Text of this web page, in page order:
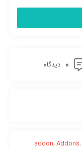
0 دیدگاه
addon, Addons,